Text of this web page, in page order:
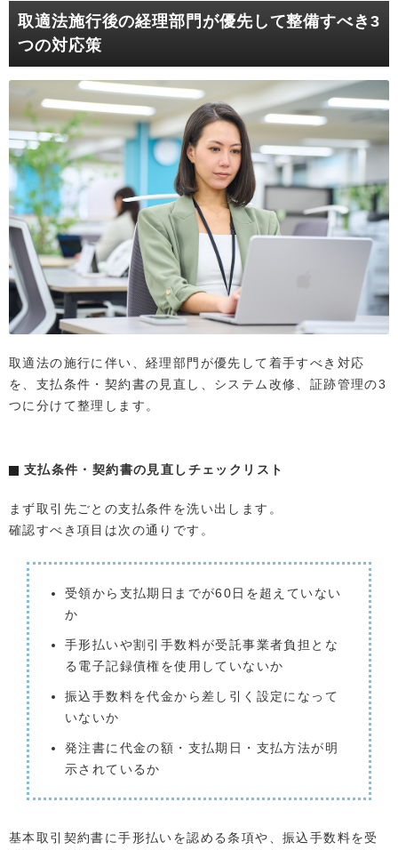
取適法施行後の経理部門が優先して整備すべき3
つの対応策
取適法の施行に伴い、経理部門が優先して着手すべき対応
を、支払条件・契約書の見直し、システム改修、証跡管理の3
つに分けて整理します。
支払条件・契約書の見直しチェックリスト
まず取引先ごとの支払条件を洗い出します。
確認すべき項目は次の通りです。
受領から支払期日までが60日を超えていない
か
手形払いや割引手数料が受託事業者負担とな
る電子記録債権を使用していないか
振込手数料を代金から差し引く設定になって
いないか
発注書に代金の額・支払期日・支払方法が明
示されているか
基本取引契約書に手形払いを認める条項や、振込手数料を受